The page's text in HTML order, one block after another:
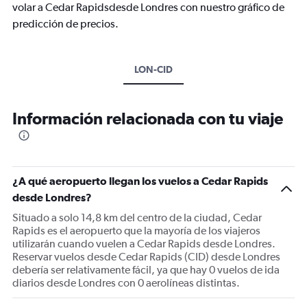
volar a Cedar Rapidsdesde Londres con nuestro gráfico de
predicción de precios.
LON-CID
Información relacionada con tu viaje
¿A qué aeropuerto llegan los vuelos a Cedar Rapids
desde Londres?
Situado a solo 14,8 km del centro de la ciudad, Cedar
Rapids es el aeropuerto que la mayoría de los viajeros
utilizarán cuando vuelen a Cedar Rapids desde Londres.
Reservar vuelos desde Cedar Rapids (CID) desde Londres
debería ser relativamente fácil, ya que hay 0 vuelos de ida
diarios desde Londres con 0 aerolíneas distintas.